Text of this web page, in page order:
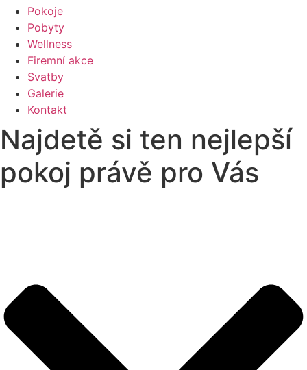
Pokoje
Pobyty
Wellness
Firemní akce
Svatby
Galerie
Kontakt
Najdetě si ten nejlepší
pokoj právě pro Vás